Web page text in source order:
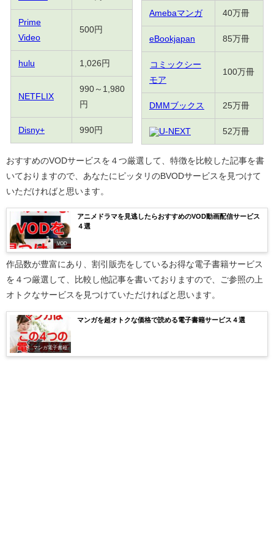
Prime
Video
500円
hulu 1,026円
NETFLIX
990～1,980
円
Disny+ 990円
Amebaマンガ 40万冊
eBookjapan 85万冊
コミックシー
モア
100万冊
DMMブックス 25万冊
U-NEXT 52万冊
おすすめのVODサービスを４つ厳選して、特徴を比較した記事を書
いておりますので、あなたにピッタリのBVODサービスを見つけて
いただければと思います。
VOD
アニメドラマを見逃したらおすすめのVOD動画配信サービス
４選
作品数が豊富にあり、割引販売をしているお得な電子書籍サービス
を４つ厳選して、比較し他記事を書いておりますので、ご参照の上
オトクなサービスを見つけていただければと思います。
マンガ電子書籍
マンガを超オトクな価格で読める電子書籍サービス４選